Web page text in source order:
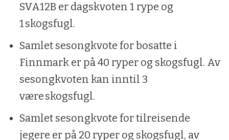
SVA12B er dagskvoten 1 rype og
1 skogsfugl.
Samlet sesongkvote for bosatte i
Finnmark er på 40 ryper og skogsfugl. Av
sesongkvoten kan inntil 3
være skogsfugl.
Samlet sesongkvote for tilreisende
jegere er på 20 ryper og skogsfugl, av